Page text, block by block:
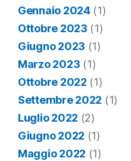
Gennaio 2024(1)
Ottobre 2023 (1)
Giugno 2023 (1)
Marzo 2023 (1)
Ottobre 2022 (1)
Settembre 2022 (1)
Luglio 2022 (2)
Giugno 2022 (1)
Maggio 2022 (1)